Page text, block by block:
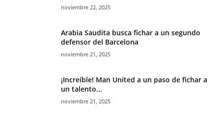
noviembre 22, 2025
Arabia Saudita busca fichar a un segundo
defensor del Barcelona
noviembre 21, 2025
¡Increíble! Man United a un paso de fichar a
un talento...
noviembre 21, 2025